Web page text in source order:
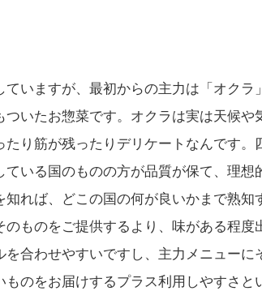
いますが、最初からの主力は「オク
いたお惣菜です。オクラは実は天候
り筋が残ったりデリケートなんです
いる国のものの方が品質が保て、理想
れば、どこの国の何が良いかまで熟
ものをご提供するより、味がある程
を合わせやすいですし、主力メニュー
ものをお届けするプラス利用しやすさ